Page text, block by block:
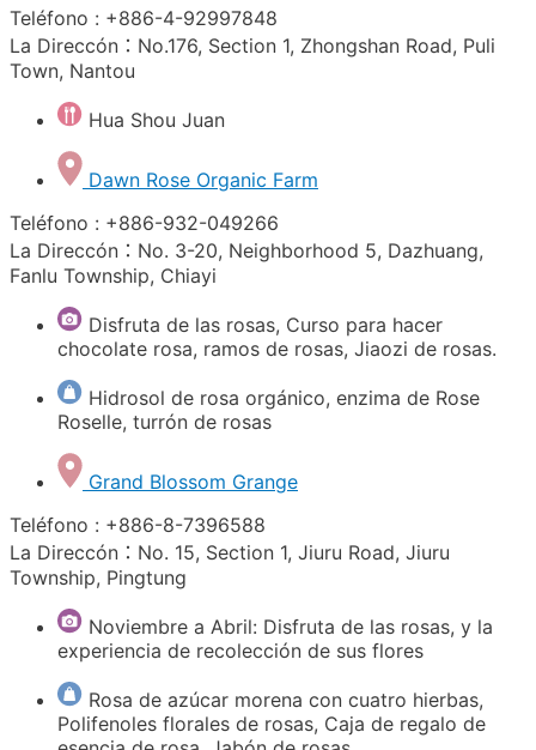
Teléfono : +886-4-92997848
La Direccón：No.176, Section 1, Zhongshan Road, Puli
Town, Nantou
Hua Shou Juan
Dawn Rose Organic Farm
Teléfono : +886-932-049266
La Direccón：No. 3-20, Neighborhood 5, Dazhuang,
Fanlu Township, Chiayi
Disfruta de las rosas, Curso para hacer
chocolate rosa, ramos de rosas, Jiaozi de rosas.
Hidrosol de rosa orgánico, enzima de Rose
Roselle, turrón de rosas
Grand Blossom Grange
Teléfono : +886-8-7396588
La Direccón：No. 15, Section 1, Jiuru Road, Jiuru
Township, Pingtung
Noviembre a Abril: Disfruta de las rosas, y la
experiencia de recolección de sus flores
Rosa de azúcar morena con cuatro hierbas,
Polifenoles florales de rosas, Caja de regalo de